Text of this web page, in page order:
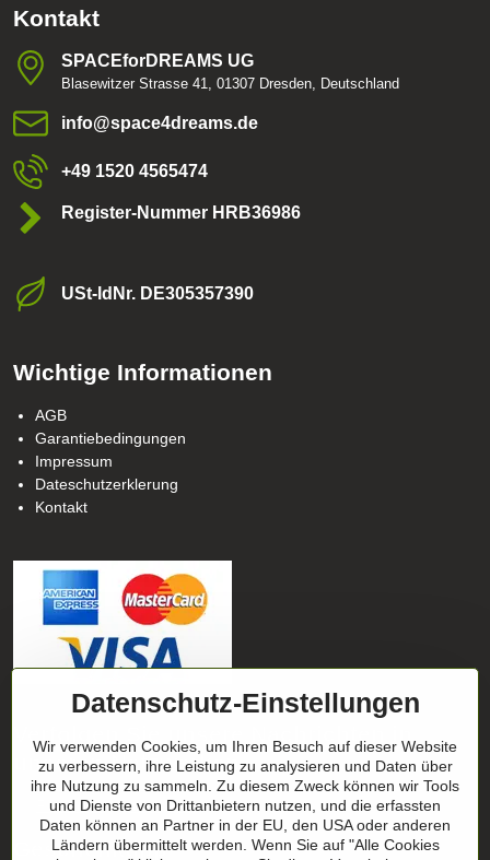
Kontakt
SPACEforDREAMS UG
Blasewitzer Strasse 41, 01307 Dresden, Deutschland
info​@space4dreams​.de
+49 1520 4565474
Register-Nummer HRB36986
USt-ldNr​. DE305357390
Wichtige Informationen
AGB
Garantiebedingungen
Impressum
Dateschutzerklerung
Kontakt
unseren Netzwerken
Facebook Instagram
Geschenktipp
Datenschutz-Einstellungen
Wir verwenden Cookies, um Ihren Besuch auf dieser Website
zu verbessern, ihre Leistung zu analysieren und Daten über
ihre Nutzung zu sammeln. Zu diesem Zweck können wir Tools
und Dienste von Drittanbietern nutzen, und die erfassten
Daten können an Partner in der EU, den USA oder anderen
Ländern übermittelt werden. Wenn Sie auf "Alle Cookies